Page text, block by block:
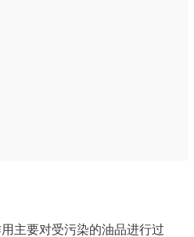
用主要对受污染的油品进行过